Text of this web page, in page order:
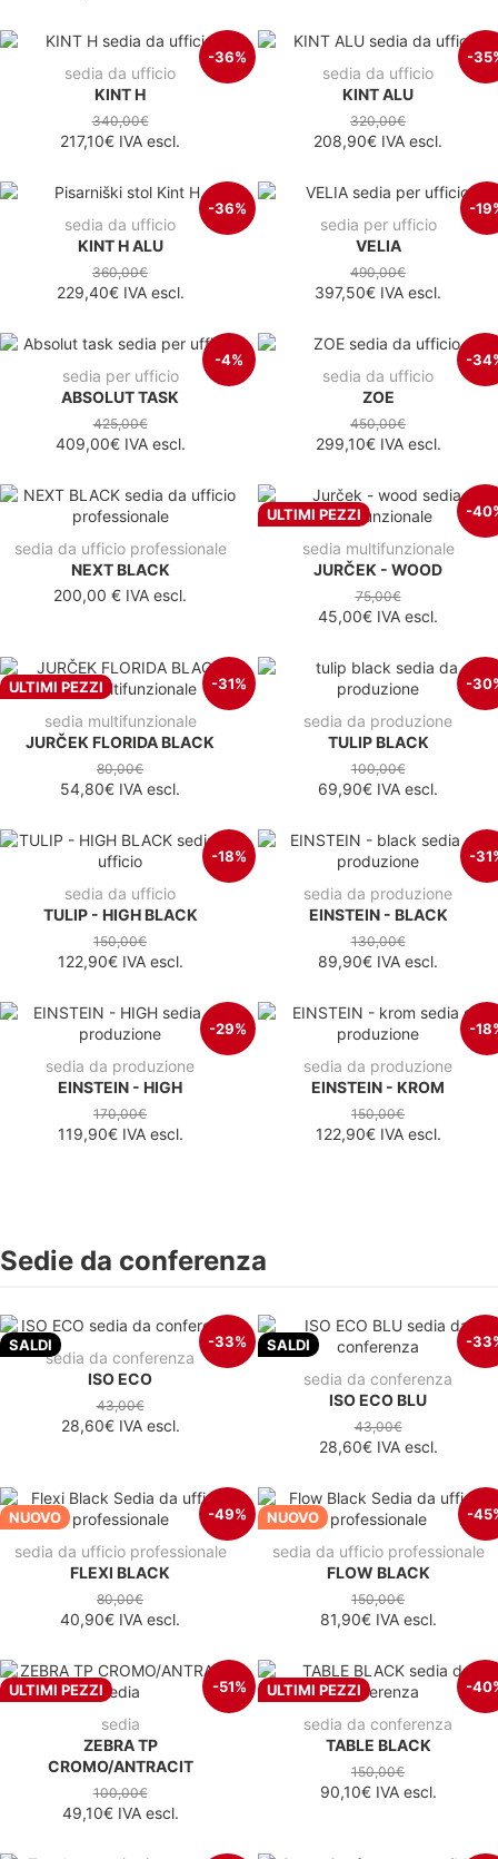
-36%
sedia da ufficio
KINT H
340,00€
217,10€ IVA escl.
-
sedia da ufficio
KINT ALU
320,00€
208,90€ IVA escl.
-36%
sedia da ufficio
KINT H ALU
360,00€
229,40€IVA escl.
-
sedia per ufficio
VELIA
490,00€
397,50€ IVA escl.
-4%
sedia per ufficio
ABSOLUT TASK
425,00€
409,00€IVA escl.
-
sedia da ufficio
ZOE
450,00€
299,10€IVA escl.
sedia da ufficio professionale
NEXT BLACK
200,00 € IVA escl.
ULTIMI PEZZI -
sedia multifunzionale
JURČEK - WOOD
75,00€
45,00€ IVA escl.
ULTIMI PEZZI -31%
sedia multifunzionale
JURČEK FLORIDA BLACK
80,00€
54,80€ IVA escl.
-
sedia da produzione
TULIP BLACK
100,00€
69,90€ IVA escl.
-18%
sedia da ufficio
TULIP - HIGH BLACK
150,00€
122,90€IVA escl.
-
sedia da produzione
EINSTEIN - BLACK
130,00€
89,90€ IVA escl.
-29%
sedia da produzione
EINSTEIN - HIGH
170,00€
119,90€IVA escl.
-
sedia da produzione
EINSTEIN - KROM
150,00€
122,90€IVA escl.
Sedie da conferenza
SALDI -33%
sedia da conferenza
ISO ECO
43,00€
28,60€IVA escl.
SALDI -
sedia da conferenza
ISO ECO BLU
43,00€
28,60€IVA escl.
NUOVO -49%
sedia da ufficio professionale
FLEXI BLACK
80,00€
40,90€ IVA escl.
NUOVO -
sedia da ufficio professionale
FLOW BLACK
150,00€
81,90€IVA escl.
ULTIMI PEZZI -51%
sedia
ZEBRA TP
CROMO/ANTRACIT
100,00€
49,10€IVA escl.
ULTIMI PEZZI -
sedia da conferenza
TABLE BLACK
150,00€
90,10€IVA escl.